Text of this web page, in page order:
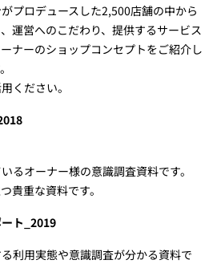
プロデュースした2,500店舗の中から
運営へのこだわり、提供するサービス
ナーのショップコンセプトをご紹介し
ください。
るオーナー様の意識調査資料です。
貴重な資料です。
ト_2019
利用実態や意識調査が分かる資料で